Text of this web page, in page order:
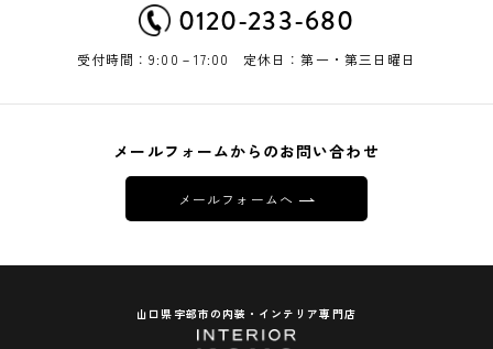
0120-233-680
受付時間：9:00－17:00 定休日：第一・第三日曜日
メールフォームからのお問い合わせ
メールフォームへ
山口県宇部市の内装・インテリア専門店